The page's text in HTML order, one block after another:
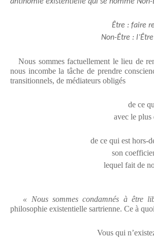
Être : faire
Non-Être :
Nous sommes factuellement le lieu de
nous incombe la tâche de prendre
transitionnels, de médiateurs obligés
de ce
avec le plus
de ce qui est hors-
son
lequel fait de
« Nous sommes condamnés à être
philosophie existentielle sartrienne. Ce à
Vous qui